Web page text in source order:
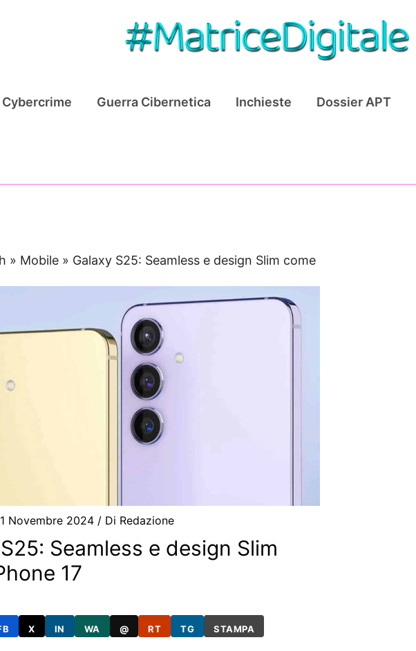
Cybercrime Guerra Cibernetica Inchieste Dossier APT
» Mobile » Galaxy S25: Seamless e design Slim come
1 Novembre 2024 / Di Redazione
Seamless e design Slim
17
X IN WA @ RT TG STAMPA